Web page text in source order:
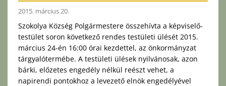
2015. március 20.
Szokolya Község Polgármestere összehívta a képviselő-
testület soron következő rendes testületi ülését 2015.
március 24-én 16:00 órai kezdettel, az önkormányzat
tárgyalótermébe. A testületi ülések nyilvánosak, azon
bárki, előzetes engedély nélkül reészt vehet, a
napirendi pontokhoz a levezető elnök engedélyével